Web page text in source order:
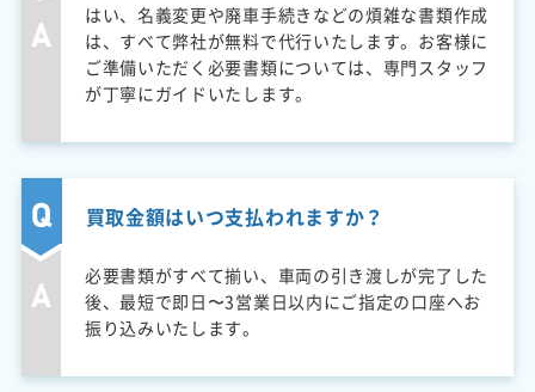
はい、名義変更や廃車手続きなどの煩雑な書類作成
は、すべて弊社が無料で代行いたします。お客様に
ご準備いただく必要書類については、専門スタッフ
が丁寧にガイドいたします。
買取金額はいつ支払われますか？
必要書類がすべて揃い、車両の引き渡しが完了した
後、最短で即日〜3営業日以内にご指定の口座へお
振り込みいたします。